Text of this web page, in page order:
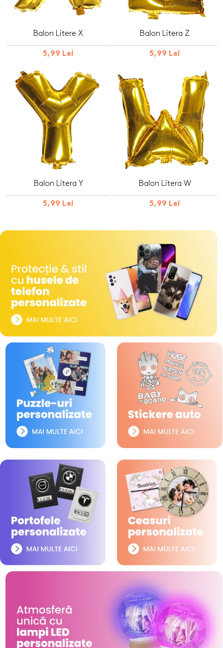
Balon Litere X
5,99 Lei
Balon Litera Z
5,99 Lei
Balon Litera Y
5,99 Lei
Balon Litera W
5,99 Lei